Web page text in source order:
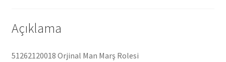
Açıklama
51262120018 Orjinal Man Marş Rolesi